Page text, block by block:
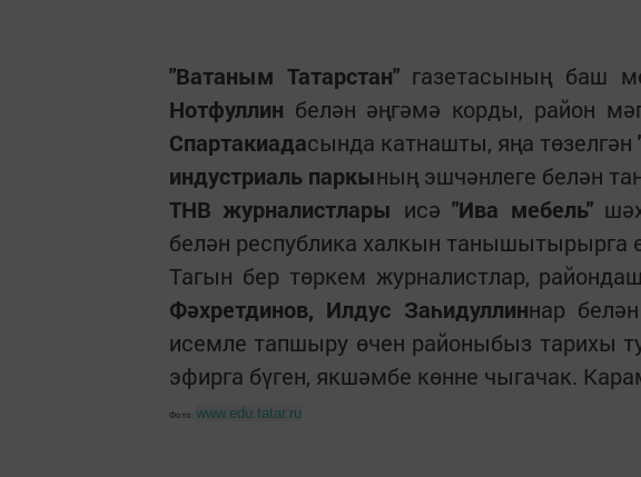
"Ватаным Татарстан"газетасының баш
Нотфуллин белән әңгәмә корды, район
Спартакиадасында катнашты, яңа төзелгән
индустриаль паркының эшчәнлеге белән
ТНВ журналистлары исә"Ива мебель"
белән республика халкын танышытырырга
Тагын бер төркем журналистлар,
Фәхретдинов, Илдус Заһидуллиннар
исемле тапшыру өчен районыбыз тарихы
эфирга бүген, якшәмбе көнне чыгачак.
Фото: www.edu.tatar.ru